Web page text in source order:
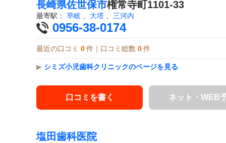
長崎県佐世保市権常寺町1101-33
最寄駅： 早岐 、 大塔 、 三河内
0956-38-0174
最近の口コミ 0 件｜口コミ総数 0 件
▶ シミズ小児歯科クリニックのページを見る
口コミを書く ネット・WEB
塩田歯科医院